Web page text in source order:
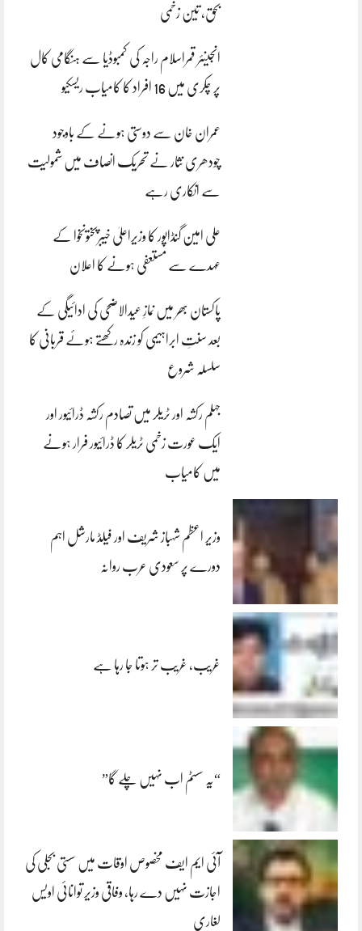
بحق، تین زخمی
انجینئر قمراسلام راجہ کی کمبوڈیا سے ہنگامی کال
پر چکری میں 16 افراد کا کامیاب ریسکیو
عمران خان سے دوستی ہونے کے باوجود
چودھری نثار نے تحریک انصاف میں شمولیت
سے انکاری رہے
علی امین گنڈاپور کا وزیراعلیٰ خیبرپختونخوا کے
عہدے سے مستعفی ہونے کا اعلان
پاکستان بھر میں نمازِ عیدالاضحی کی ادائیگی کے
بعد سنتِ ابراہیمی کو زندہ رکھتے ہوئے قربانی کا
سلسلہ شروع
جہلم رکشہ اور ٹریلر میں تصادم رکشہ ڈرائیور اور
ایک عورت زخمی ٹریلر کا ڈرائیور فرار ہونے
میں کامیاب
وزیر اعظم شہباز شریف اور فیلڈ مارشل اہم
دورے پر سعودی عرب روانہ
غریب، غریب تر ہوتا جا رہا ہے
“یہ سسٹم اب نہیں چلے گا”
آئی ایم ایف مخصوص اوقات میں سستی بجلی کی
اجازت نہیں دے رہا، وفاقی وزیر توانائی اویس
لغاری